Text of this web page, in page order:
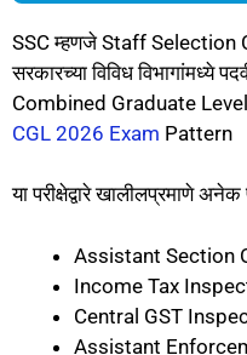
SSC म्हणजे Staff Selection
सरकारच्या विविध विभागांमध्ये
Combined Graduate Level
CGL 2026 Exam Pattern
या परीक्षेद्वारे खालीलप्रमाणे
Assistant Section
Income Tax
Central GST
Assistant